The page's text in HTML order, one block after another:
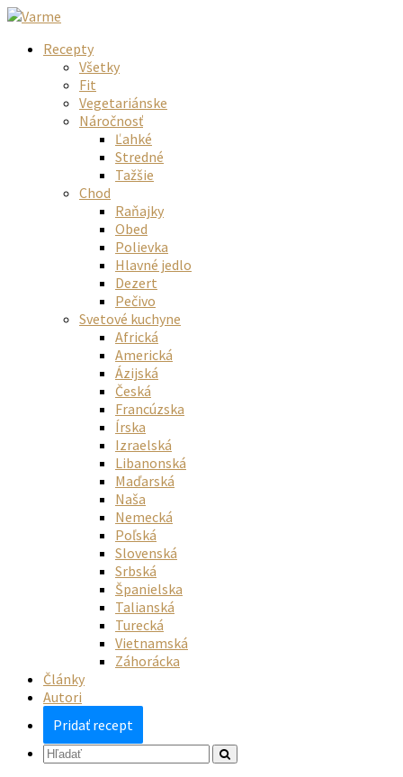
Recepty
Všetky
Fit
Vegetariánske
Náročnosť
Ľahké
Stredné
Tažšie
Chod
Raňajky
Obed
Polievka
Hlavné jedlo
Dezert
Pečivo
Svetové kuchyne
Africká
Americká
Ázijská
Česká
Francúzska
Írska
Izraelská
Libanonská
Maďarská
Naša
Nemecká
Poľská
Slovenská
Srbská
Španielska
Talianská
Turecká
Vietnamská
Záhorácka
Články
Autori
Pridať recept